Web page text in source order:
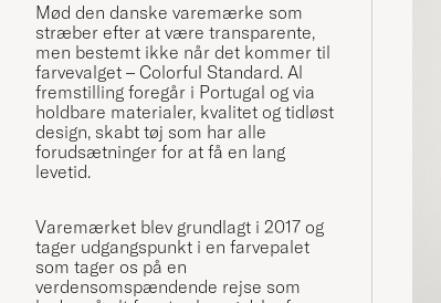
Mød den danske varemærke som
stræber efter at være transparente,
men bestemt ikke når det kommer til
farvevalget – Colorful Standard. Al
fremstilling foregår i Portugal og via
holdbare materialer, kvalitet og tidløst
design, skabt tøj som har alle
forudsætninger for at få en lang
levetid.
Varemærket blev grundlagt i 2017 og
tager udgangspunkt i en farvepalet
som tager os på en
verdensomspændende rejse som